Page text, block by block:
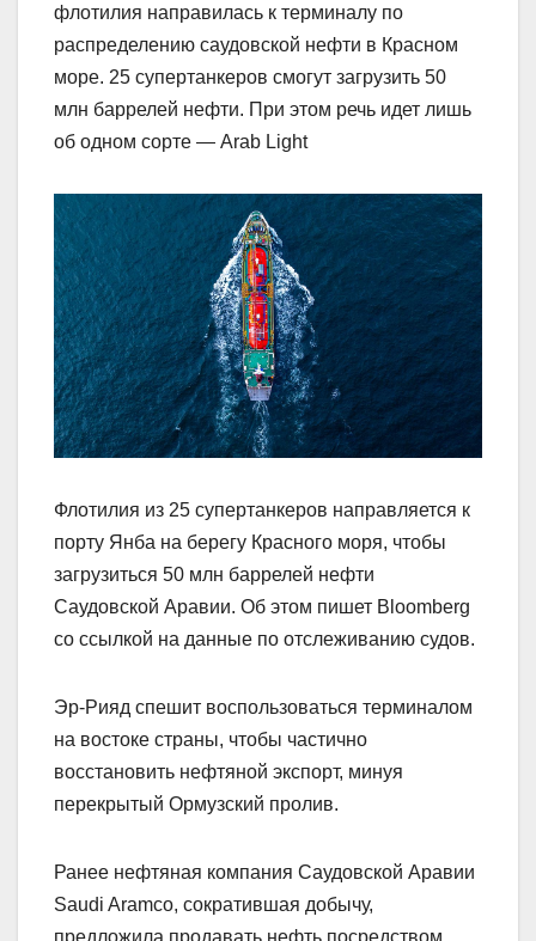
флотилия направилась к терминалу по
распределению саудовской нефти в Красном
море. 25 супертанкеров смогут загрузить 50
млн баррелей нефти. При этом речь идет лишь
об одном сорте — Arab Light
Флотилия из 25 супертанкеров направляется к
порту Янба на берегу Красного моря, чтобы
загрузиться 50 млн баррелей нефти
Саудовской Аравии. Об этом пишет Bloomberg
со ссылкой на данные по отслеживанию судов.
Эр-Рияд спешит воспользоваться терминалом
на востоке страны, чтобы частично
восстановить нефтяной экспорт, минуя
перекрытый Ормузский пролив.
Ранее нефтяная компания Саудовской Аравии
Saudi Aramco, сократившая добычу,
предложила продавать нефть посредством